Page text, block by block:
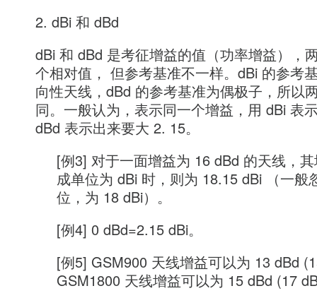
2. dBi 和 dBd
dBi 和 dBd 是考征增益的值（功率增益），
个相对值， 但参考基准不一样。dBi 的参考
向性天线，dBd 的参考基准为偶极子，所以
同。一般认为，表示同一个增益，用 dBi 表
dBd 表示出来要大 2. 15。
[例3] 对于一面增益为 16 dBd 的天线，
成单位为 dBi 时，则为 18.15 dBi （一般
位，为 18 dBi）。
[例4] 0 dBd=2.15 dBi。
[例5] GSM900 天线增益可以为 13 dBd
GSM1800 天线增益可以为 15 dBd (17